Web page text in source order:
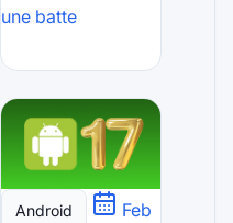
une batte
Android Feb